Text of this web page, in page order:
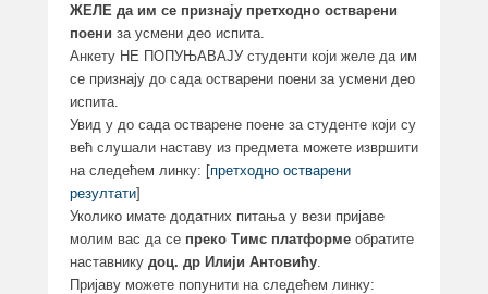
ЖЕЛЕ да им се признају претходно остварени
поени за усмени део испита.
Анкету НЕ ПОПУЊАВАЈУ студенти који желе да им
се признају до сада остварени поени за усмени део
испита.
Увид у до сада остварене поене за студенте који су
већ слушали наставу из предмета можете извршити
на следећем линку: [претходно остварени
резултати]
Уколико имате додатних питања у вези пријаве
молим вас да се преко Тимс платформе обратите
наставнику доц. др Илији Антовићу.
Пријаву можете попунити на следећем линку: